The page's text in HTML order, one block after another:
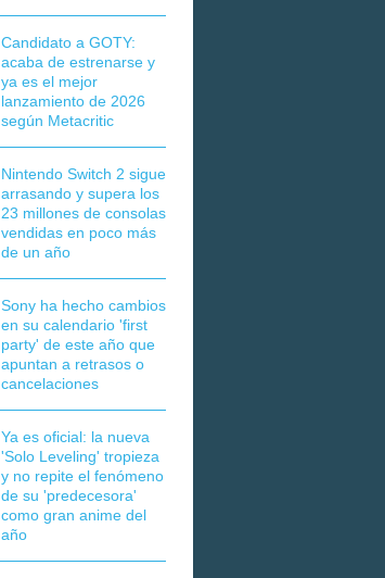
Candidato a GOTY:
acaba de estrenarse y
ya es el mejor
lanzamiento de 2026
según Metacritic
Nintendo Switch 2 sigue
arrasando y supera los
23 millones de consolas
vendidas en poco más
de un año
Sony ha hecho cambios
en su calendario 'first
party' de este año que
apuntan a retrasos o
cancelaciones
Ya es oficial: la nueva
'Solo Leveling' tropieza
y no repite el fenómeno
de su 'predecesora'
como gran anime del
año